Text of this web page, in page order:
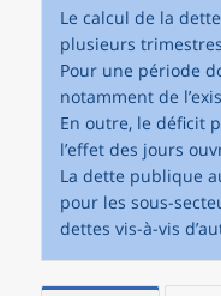
Le calcul de la
plusieurs
Pour une période
notamment de
En outre, le déficit
l’effet des jours
La dette publique
pour les sous-
dettes vis-à-vis